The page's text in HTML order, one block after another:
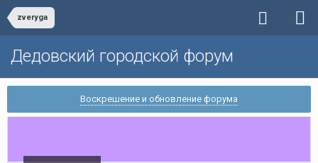
zveryga
Дедовский городской форум
Воскрешение и обновление форума